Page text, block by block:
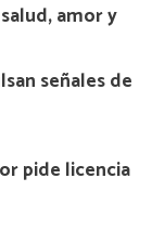
amor y
señales de
pide licencia